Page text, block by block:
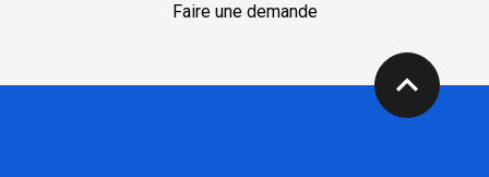
Faire une demande
expand_less